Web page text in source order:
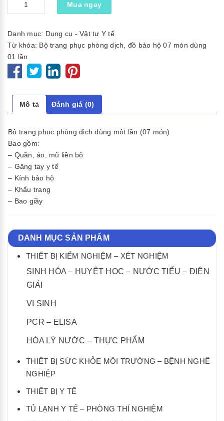
lượng
Mua ngay
Danh mục: Dụng cụ - Vật tư Y tế
Từ khóa: Bộ trang phục phòng dịch
đồ bảo hộ 07 món dùng
01 lần
Mô tả Đánh giá (0)
Bộ trang phục phòng dịch dùng một lần (07 món)
Bao gồm:
– Quần, áo, mũ liền bộ
– Găng tay y tế
– Kính bảo hộ
– Khẩu trang
– Bao giầy
DANH MỤC SẢN PHẨM
THIẾT BỊ KIỂM NGHIỆM – XÉT NGHIỆM
SINH HÓA – HUYẾT HỌC – NƯỚC TIỂU – ĐIỆN
GIẢI
VI SINH
PCR – ELISA
HÓA LÝ NƯỚC – THỰC PHẨM
THIẾT BỊ SỨC KHỎE MÔI TRƯỜNG – BỆNH NGHỀ
NGHIỆP
THIẾT BỊ Y TẾ
TỦ LẠNH Y TẾ – PHÒNG THÍ NGHIỆM